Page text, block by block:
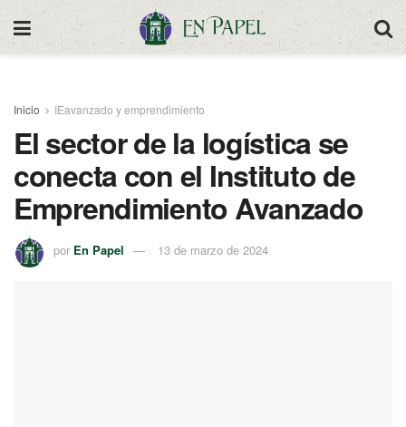
Inicio IEavanzado y emprendimiento
El sector de la logística se
conecta con el Instituto de
Emprendimiento Avanzado
por En Papel 13 de marzo de 2024